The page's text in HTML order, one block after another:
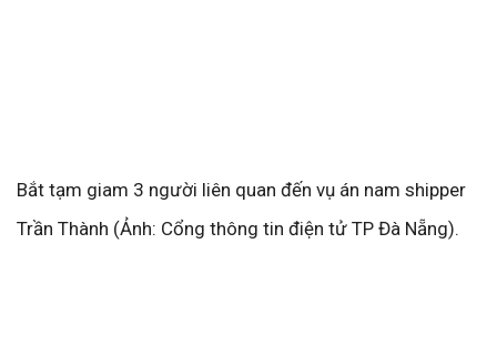
Bắt tạm giam 3 người liên quan đến vụ án nam shipper
Trần Thành (Ảnh: Cổng thông tin điện tử TP Đà Nẵng).